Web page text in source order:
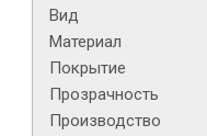
Вид
Материал
Покрытие
Прозрачность
Производство